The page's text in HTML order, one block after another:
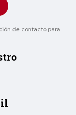
de contacto para